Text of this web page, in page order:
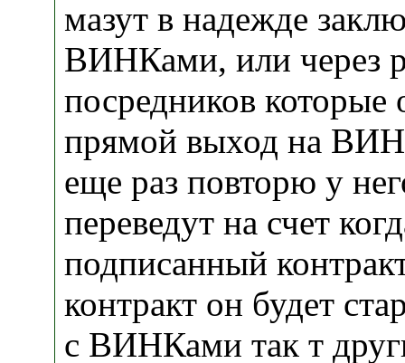
мазут в надежде
ВИНКами, или через
посредников
прямой выход на
еще раз повторю у
переведут на счет
подписанный
контракт он будет
с ВИНКами так т